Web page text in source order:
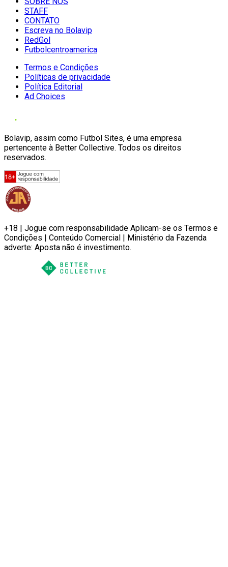
STAFF
CONTATO
Escreva no Bolavip
RedGol
Futbolcentroamerica
Termos e Condições
Políticas de privacidade
Política Editorial
Ad Choices
Bolavip, assim como Futbol Sites, é uma empresa
pertencente à Better Collective. Todos os direitos
reservados.
+18 | Jogue com responsabilidade Aplicam-se os Termos e
Condições | Conteúdo Comercial | Ministério da Fazenda
adverte: Aposta não é investimento.